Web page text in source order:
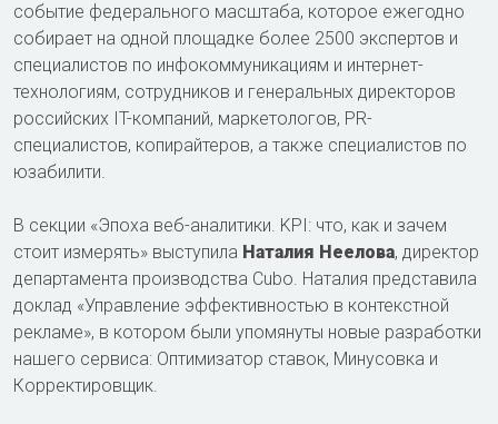
событие федерального масштаба, которое ежегодно
собирает на одной площадке более 2500 экспертов и
специалистов по инфокоммуникациям и интернет-
технологиям, сотрудников и генеральных директоров
российских IT-компаний, маркетологов, PR-
специалистов, копирайтеров, а также специалистов по
юзабилити.
В секции «Эпоха веб-аналитики. KPI: что, как и зачем
стоит измерять» выступила Наталия Неелова, директор
департамента производства Cubo. Наталия представила
доклад «Управление эффективностью в контекстной
рекламе», в котором были упомянуты новые разработки
нашего сервиса: Оптимизатор ставок, Минусовка и
Корректировщик.